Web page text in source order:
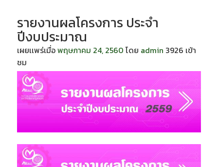
รายงานผลโครงการ ประจำ
ปีงบประมาณ
เผยเเพร่เมื่อพฤษภาคม 24, 2560 โดย admin 3926 เข้า
ชม